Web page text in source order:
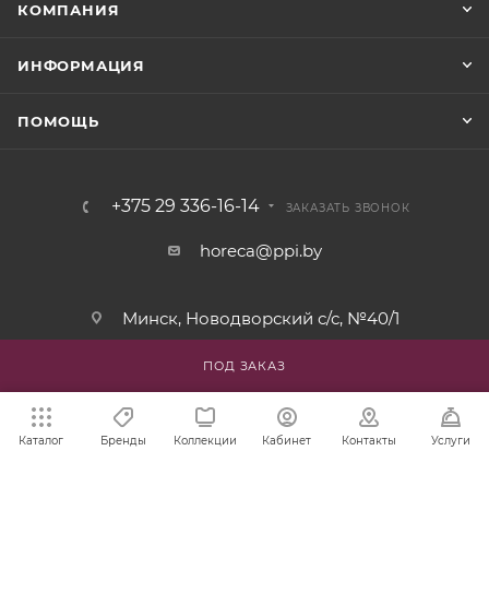
ПОД ЗАКАЗ
КОМПАНИЯ
ИНФОРМАЦИЯ
ПОМОЩЬ
+375 29 336-16-14 ЗАКАЗАТЬ ЗВОНОК
horeca@ppi.by
Минск, Новодворский с/с, №40/1
пн-пт: с 9:00 до 17:30
Каталог Бренды Коллекции Кабинет Контакты Услуги